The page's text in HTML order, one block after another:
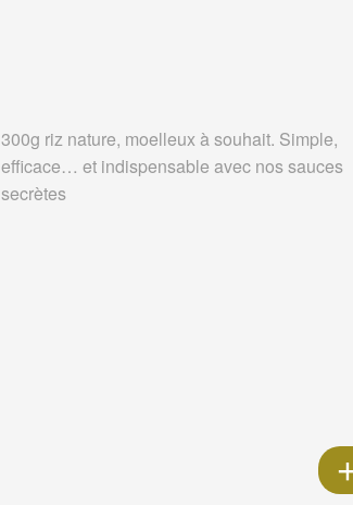
300g riz nature, moelleux à souhait. Simple,
efficace… et indispensable avec nos sauces
secrètes